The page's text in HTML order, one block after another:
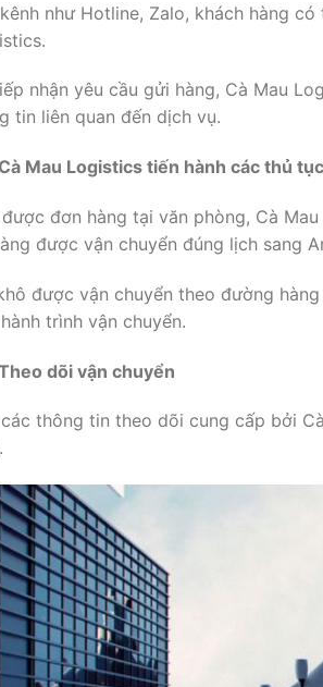
như Hotline, Zalo, khách hàng
nhận yêu cầu gửi hàng, Cà Mau
tin liên quan đến dịch vụ.
Mau Logistics tiến hành các thủ
được đơn hàng tại văn phòng, Cà
được vận chuyển đúng lịch sang
được vận chuyển theo đường
trình vận chuyển.
dõi vận chuyển
thông tin theo dõi cung cấp bởi